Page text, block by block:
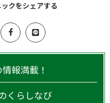
クをシェアする
報満載！
くらしなび